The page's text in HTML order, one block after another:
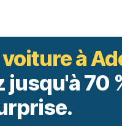
à
jusqu'à 70